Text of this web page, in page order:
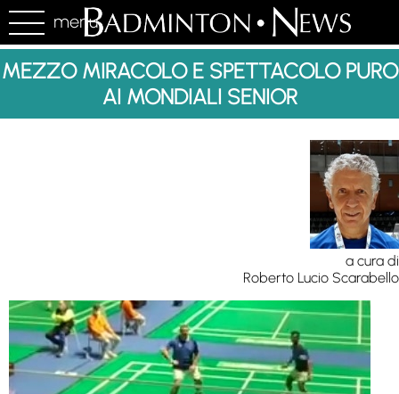
menu
MEZZO MIRACOLO E SPETTACOLO PURO
AI MONDIALI SENIOR
a cura di
Roberto Lucio Scarabello